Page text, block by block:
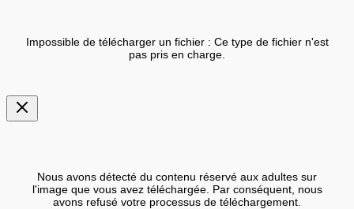
Impossible de télécharger un fichier : Ce type de fichier n'est
pas pris en charge.
Nous avons détecté du contenu réservé aux adultes sur
l'image que vous avez téléchargée. Par conséquent, nous
avons refusé votre processus de téléchargement.